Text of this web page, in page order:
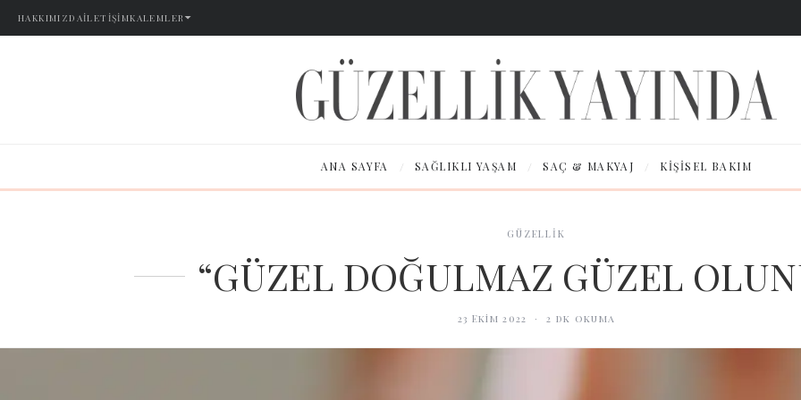
HAKKIMIZDAİLETIŞIMKALEMLER
ANA SAYFA / SAĞLIKLI YAŞAM / SAÇ & MAKYAJ / KIŞISEL BAKIM
GÜZELLİK
“GÜZEL DOĞULMAZ GÜZEL
23 Ekim 2022 ·2 dk okuma